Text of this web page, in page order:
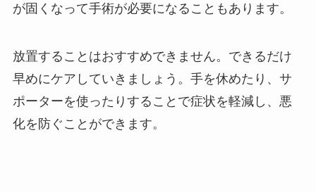
が固くなって手術が必要になることもあります。
放置することはおすすめできません。できるだけ
早めにケアしていきましょう。手を休めたり、サ
ポーターを使ったりすることで症状を軽減し、悪
化を防ぐことができます。